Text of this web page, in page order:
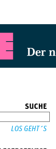
SUCHE